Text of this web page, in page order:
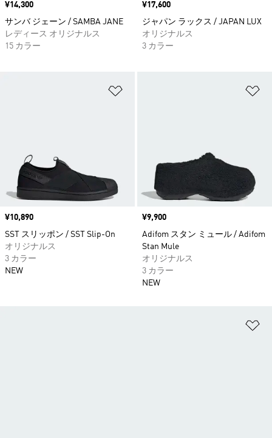
価格
¥14,300
サンバ ジェーン / SAMBA JANE
レディース オリジナルス
15 カラー
価格
¥17,600
ジャパン ラックス / JAPAN LUX
オリジナルス
3 カラー
価格
¥10,890
SST スリッポン / SST Slip-On
オリジナルス
3 カラー
NEW
価格
¥9,900
Adifom スタン ミュール / Adifom
Stan Mule
オリジナルス
3 カラー
NEW